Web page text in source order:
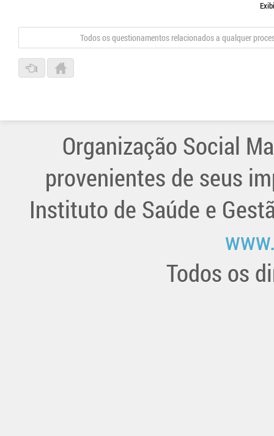
Todos os questionamentos relacionados a qualquer
Organização Social
provenientes de seus
Instituto de Saúde e
Todos os